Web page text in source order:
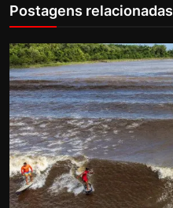
Postagens relacionadas